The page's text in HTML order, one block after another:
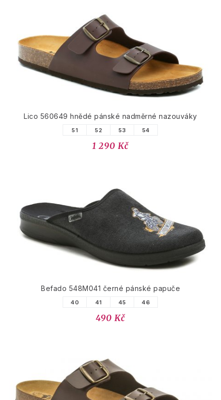
Lico 560649 hnědé pánské nadměrné nazouváky
51 52 53 54
1 290 Kč
Befado 548M041 černé pánské papuče
40 41 45 46
490 Kč